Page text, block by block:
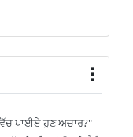
ਪਾਈਏ ਹੁਣ ਅਚਾਰ?"